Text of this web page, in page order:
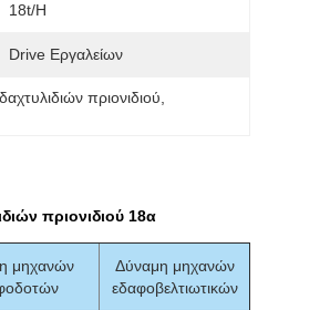
18t/h
Drive Εργαλείων
πριονιδιού
πριονιδιού 18α
μηχανών
Δύναμη μηχανών
εδαφοβελτιωτικών